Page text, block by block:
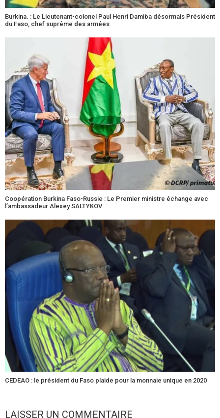
Burkina. : Le Lieutenant-colonel Paul Henri Damiba désormais Président
du Faso, chef suprême des armées
Coopération Burkina Faso-Russie : Le Premier ministre échange avec
l’ambassadeur Alexey SALTYKOV
CEDEAO : le président du Faso plaide pour la monnaie unique en 2020
LAISSER UN COMMENTAIRE